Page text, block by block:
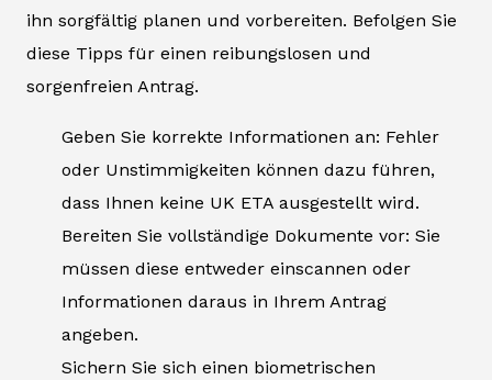
ihn sorgfältig planen und vorbereiten. Befolgen Sie
diese Tipps für einen reibungslosen und
sorgenfreien Antrag.
Geben Sie korrekte Informationen an: Fehler
oder Unstimmigkeiten können dazu führen,
dass Ihnen keine UK ETA ausgestellt wird.
Bereiten Sie vollständige Dokumente vor: Sie
müssen diese entweder einscannen oder
Informationen daraus in Ihrem Antrag
angeben.
Sichern Sie sich einen biometrischen